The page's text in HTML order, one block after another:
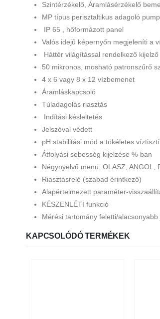
Szintérzékelő, Áramlásérzékelő
MP típus perisztaltikus adagoló
IP 65 , hőformázott panel
Valós idejű képernyőn megjeleníti a
Háttér világítással rendelkező kijelző
50 mikronos, mosható patronszűrő
4 x 6 vagy 8 x 12 vízbemenet
Áramláskapcsoló
Túladagolás riasztás
Indítási késleltetés
Jelszóval védett
pH stabilitási mód a tökéletes
Átfolyási sebesség kijelzése %-ban
Négynyelvű menü: OLASZ, ANGOL,
Riasztásrelé (szabad érintkező)
Alapértelmezett paraméter-
KÉSZENLÉTI funkció
Mérési tartomány feletti/alacsonyabb
KAPCSOLÓDÓ TERMÉKEK